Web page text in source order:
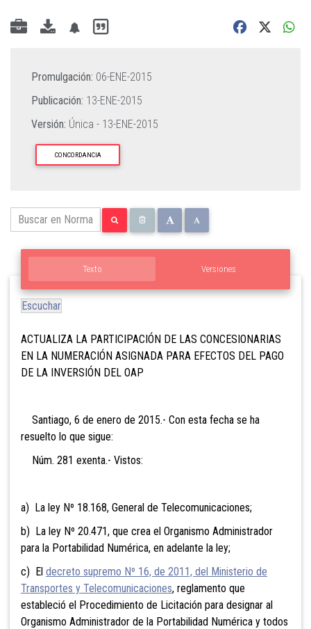
Promulgación: 06-ENE-2015
Publicación: 13-ENE-2015
Versión: Única - 13-ENE-2015
CONCORDANCIA
Texto Versiones
Escuchar
ACTUALIZA LA PARTICIPACIÓN DE LAS CONCESIONARIAS
EN LA NUMERACIÓN ASIGNADA PARA EFECTOS DEL PAGO
DE LA INVERSIÓN DEL OAP
Santiago, 6 de enero de 2015.- Con esta fecha se ha
resuelto lo que sigue:
Núm. 281 exenta.- Vistos:
a) La ley Nº 18.168, General de Telecomunicaciones;
b) La ley Nº 20.471, que crea el Organismo Administrador
para la Portabilidad Numérica, en adelante la ley;
c) El decreto supremo Nº 16, de 2011, del Ministerio de
Transportes y Telecomunicaciones, reglamento que
estableció el Procedimiento de Licitación para designar al
Organismo Administrador de la Portabilidad Numérica y todos